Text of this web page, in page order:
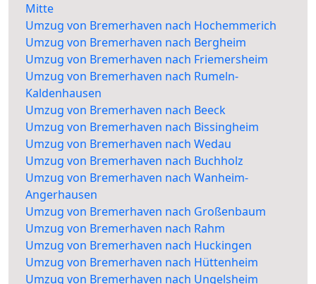
Mitte
Umzug von Bremerhaven nach Hochemmerich
Umzug von Bremerhaven nach Bergheim
Umzug von Bremerhaven nach Friemersheim
Umzug von Bremerhaven nach Rumeln-
Kaldenhausen
Umzug von Bremerhaven nach Beeck
Umzug von Bremerhaven nach Bissingheim
Umzug von Bremerhaven nach Wedau
Umzug von Bremerhaven nach Buchholz
Umzug von Bremerhaven nach Wanheim-
Angerhausen
Umzug von Bremerhaven nach Großenbaum
Umzug von Bremerhaven nach Rahm
Umzug von Bremerhaven nach Huckingen
Umzug von Bremerhaven nach Hüttenheim
Umzug von Bremerhaven nach Ungelsheim